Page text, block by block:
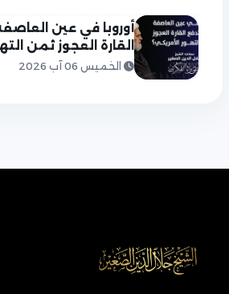
أوروبا في عين
القارة العجوز ثمن
الخميس 06 آب 2026